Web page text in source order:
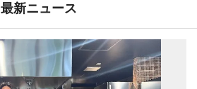
最新ニュース